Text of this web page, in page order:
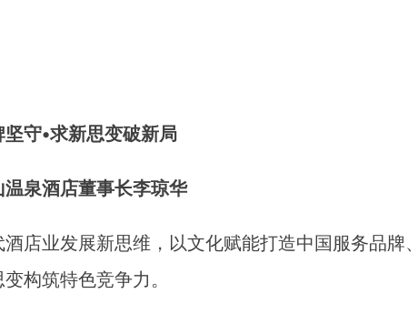
守•求新思变破新局
泉酒店董事长李琼华
店业发展新思维，以文化赋能打造中国服务品牌
构筑特色竞争力。